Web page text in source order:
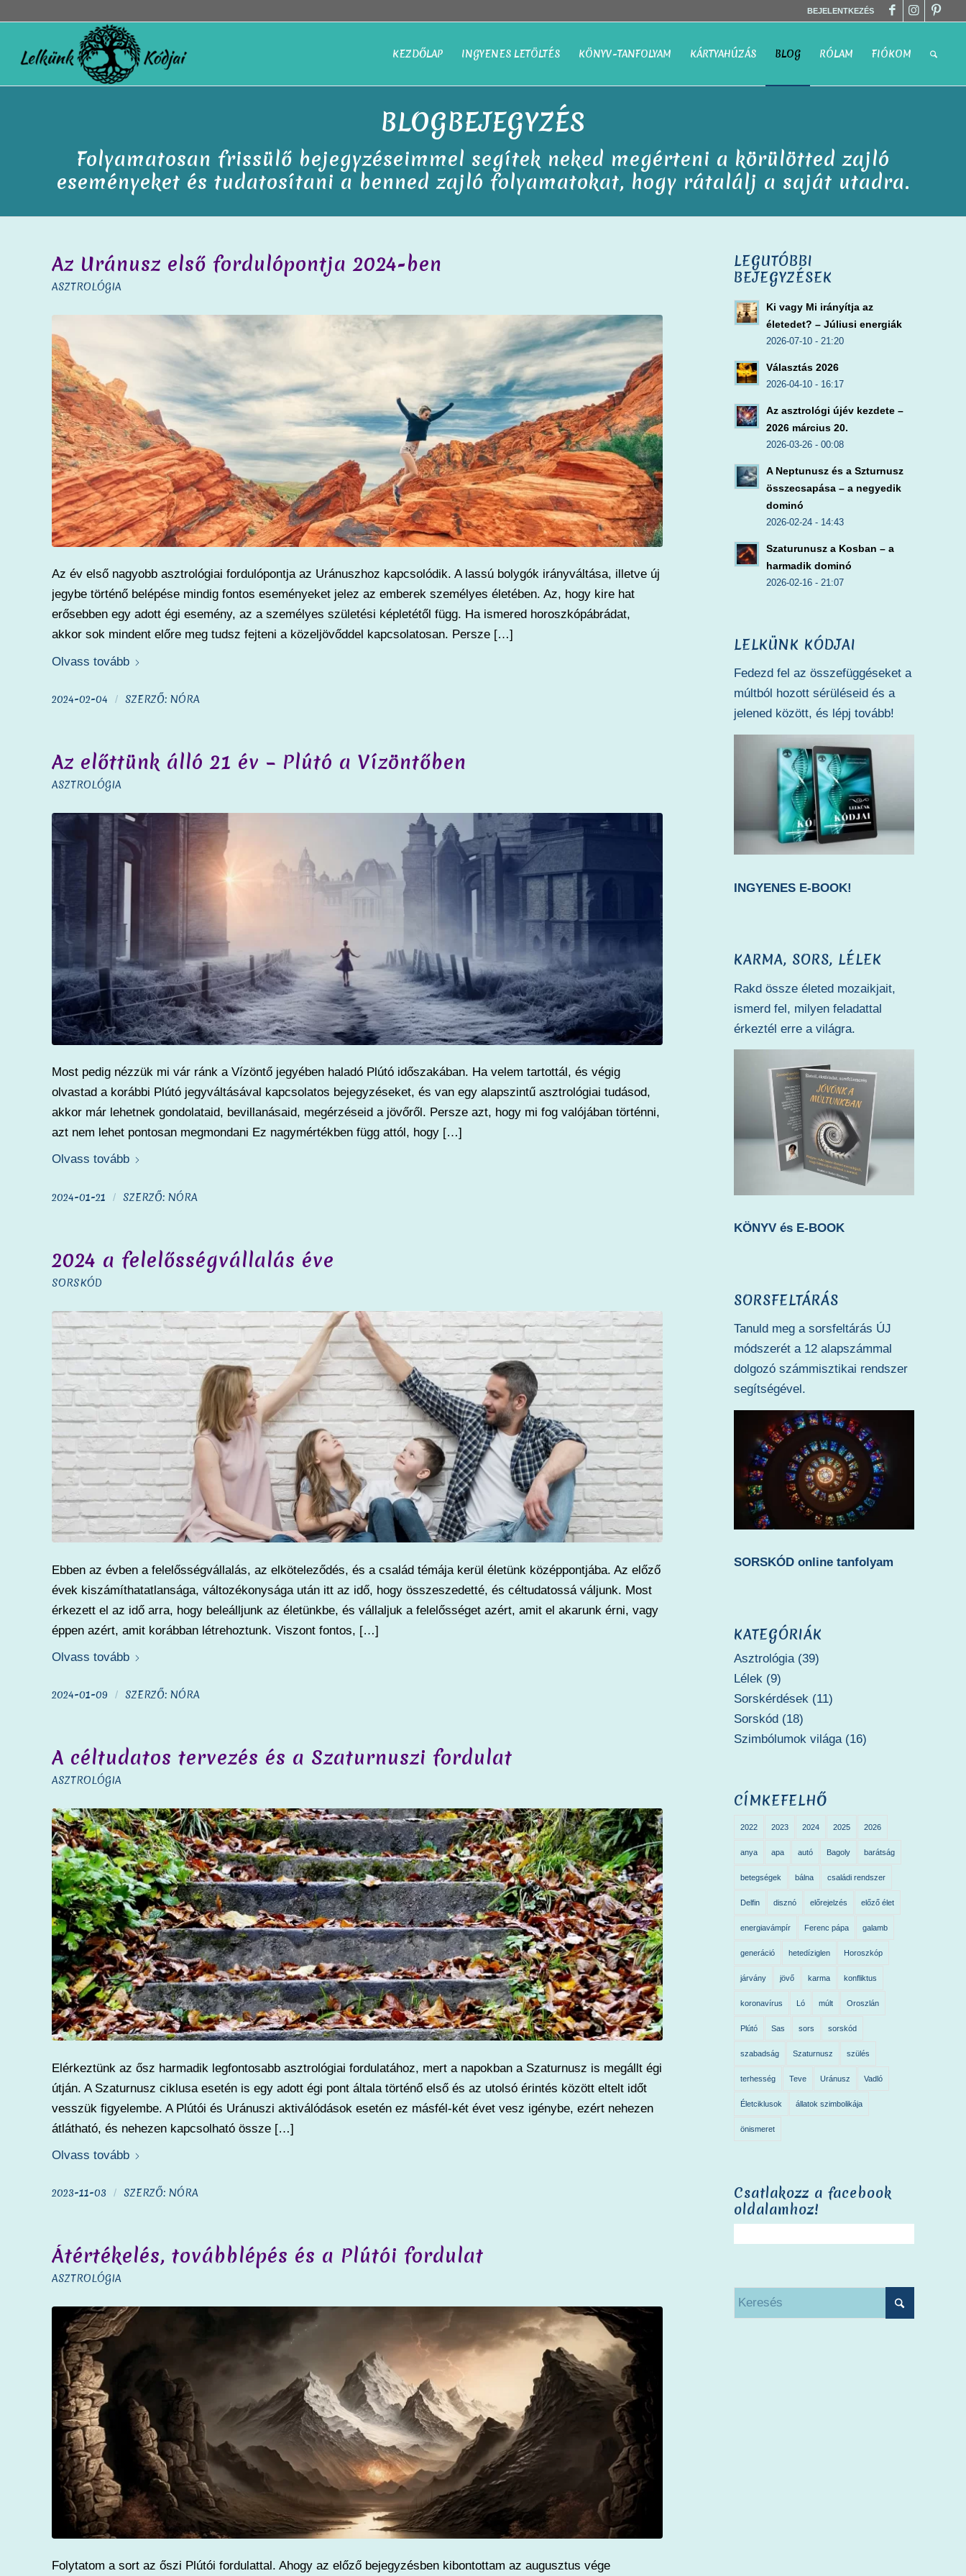
BEJELENTKEZÉS
KEZDŐLAP INGYENES LETÖLTÉS KÖNYV-TANFOLYAM KÁRTYAHÚZÁS BLOG RÓLAM FIÓKOM
BLOGBEJEGYZÉS
Folyamatosan frissülő bejegyzéseimmel segítek neked megérteni a körülötted zajló
eseményeket és tudatosítani a benned zajló folyamatokat, hogy rátalálj a saját utadra.
Az Uránusz első fordulópontja 2024-ben
ASZTROLÓGIA
Az év első nagyobb asztrológiai fordulópontja az Uránuszhoz kapcsolódik. A lassú bolygók irányváltása, illetve új
jegybe történő belépése mindig fontos eseményeket jelez az emberek személyes életében. Az, hogy kire hat
erősebben egy adott égi esemény, az a személyes születési képletétől függ. Ha ismered horoszkópábrádat,
akkor sok mindent előre meg tudsz fejteni a közeljövőddel kapcsolatosan. Persze […]
Olvass tovább
2024-02-04 / SZERZŐ: NÓRA
Az előttünk álló 21 év – Plútó a Vízöntőben
ASZTROLÓGIA
Most pedig nézzük mi vár ránk a Vízöntő jegyében haladó Plútó időszakában. Ha velem tartottál, és végig
olvastad a korábbi Plútó jegyváltásával kapcsolatos bejegyzéseket, és van egy alapszintű asztrológiai tudásod,
akkor már lehetnek gondolataid, bevillanásaid, megérzéseid a jövőről. Persze azt, hogy mi fog valójában történni,
azt nem lehet pontosan megmondani Ez nagymértékben függ attól, hogy […]
Olvass tovább
2024-01-21 / SZERZŐ: NÓRA
2024 a felelősségvállalás éve
SORSKÓD
Ebben az évben a felelősségvállalás, az elköteleződés, és a család témája kerül életünk középpontjába. Az előző
évek kiszámíthatatlansága, változékonysága után itt az idő, hogy összeszedetté, és céltudatossá váljunk. Most
érkezett el az idő arra, hogy beleálljunk az életünkbe, és vállaljuk a felelősséget azért, amit el akarunk érni, vagy
éppen azért, amit korábban létrehoztunk. Viszont fontos, […]
Olvass tovább
2024-01-09 / SZERZŐ: NÓRA
A céltudatos tervezés és a Szaturnuszi fordulat
ASZTROLÓGIA
Elérkeztünk az ősz harmadik legfontosabb asztrológiai fordulatához, mert a napokban a Szaturnusz is megállt égi
útján. A Szaturnusz ciklusa esetén is egy adott égi pont általa történő első és az utolsó érintés között eltelt időt
vesszük figyelembe. A Plútói és Uránuszi aktiválódások esetén ez másfél-két évet vesz igénybe, ezért nehezen
átlátható, és nehezen kapcsolható össze […]
Olvass tovább
2023-11-03 / SZERZŐ: NÓRA
Átértékelés, továbblépés és a Plútói fordulat
ASZTROLÓGIA
Folytatom a sort az őszi Plútói fordulattal. Ahogy az előző bejegyzésben kibontottam az augusztus vége
LEGUTÓBBI
BEJEGYZÉSEK
Ki vagy Mi irányítja az
életedet? – Júliusi energiák
2026-07-10 - 21:20
Választás 2026
2026-04-10 - 16:17
Az asztrológi újév kezdete –
2026 március 20.
2026-03-26 - 00:08
A Neptunusz és a Szturnusz
összecsapása – a negyedik
dominó
2026-02-24 - 14:43
Szaturunusz a Kosban – a
harmadik dominó
2026-02-16 - 21:07
LELKÜNK KÓDJAI
Fedezd fel az összefüggéseket a
múltból hozott sérüléseid és a
jelened között, és lépj tovább!
INGYENES E-BOOK!
KARMA, SORS, LÉLEK
Rakd össze életed mozaikjait,
ismerd fel, milyen feladattal
érkeztél erre a világra.
KÖNYV és E-BOOK
SORSFELTÁRÁS
Tanuld meg a sorsfeltárás ÚJ
módszerét a 12 alapszámmal
dolgozó számmisztikai rendszer
segítségével.
SORSKÓD online tanfolyam
KATEGÓRIÁK
Asztrológia(39)
Lélek (9)
Sorskérdések (11)
Sorskód (18)
Szimbólumok világa(16)
CÍMKEFELHŐ
2022 2023 2024 2025 2026
anya apa autó Bagoly barátság
betegségek bálna családi rendszer
Delfin disznó előrejelzés előző élet
energiavámpír Ferenc pápa galamb
generáció hetedíziglen Horoszkóp
járvány jövő karma konfliktus
koronavírus Ló múlt Oroszlán
Plútó Sas sors sorskód
szabadság Szaturnusz szülés
terhesség Teve Uránusz Vadló
Életciklusok állatok szimbolikája
önismeret
Csatlakozz a facebook
oldalamhoz!